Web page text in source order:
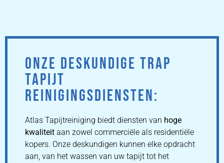
ONZE DESKUNDIGE TRAP
TAPIJT
REINIGINGSDIENSTEN:
Atlas Tapijtreiniging biedt diensten van hoge
kwaliteit aan zowel commerciële als residentiële
kopers. Onze deskundigen kunnen elke opdracht
aan, van het wassen van uw tapijt tot het